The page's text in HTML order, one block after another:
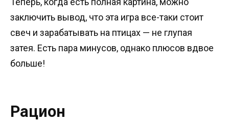
заключить вывод, что эта игра все-таки стоит
свеч и зарабатывать на птицах — не глупая
затея. Есть пара минусов, однако плюсов вдвое
больше!
Рацион